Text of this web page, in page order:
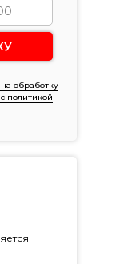
на обработку
политикой